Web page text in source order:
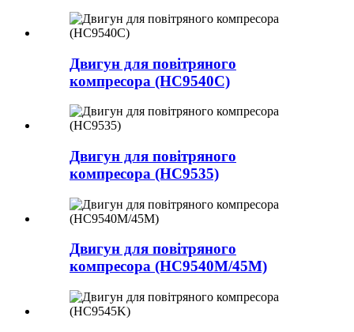
Двигун для повітряного
компресора (HC9540C)
Двигун для повітряного
компресора (HC9535)
Двигун для повітряного
компресора (HC9540M/45M)